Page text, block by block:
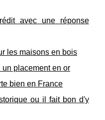
avec une réponse
les maisons en bois
placement en or
bien en France
ou il fait bon d'y